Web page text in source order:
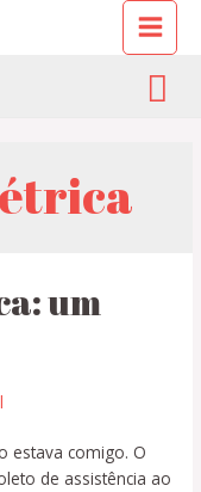
um
estava comigo. O
de assistência ao